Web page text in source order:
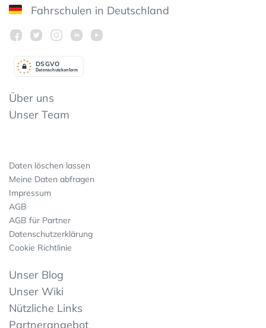
Fahrschulen in Deutschland
Datenschutzkonform
DSGVO
Über uns
Unser Team
Daten löschen lassen
Meine Daten abfragen
Impressum
AGB
AGB für Partner
Datenschutzerklärung
Cookie Richtlinie
Unser Blog
Unser Wiki
Nützliche Links
Partnerangebot